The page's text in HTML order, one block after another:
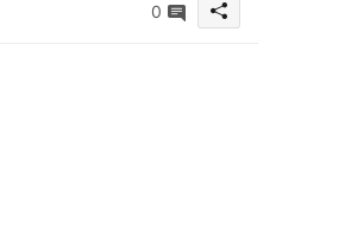
0